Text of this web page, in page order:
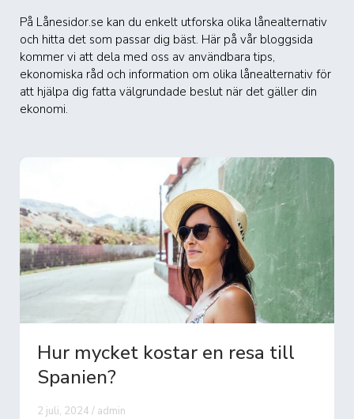
På Lånesidor.se kan du enkelt utforska olika lånealternativ
och hitta det som passar dig bäst. Här på vår bloggsida
kommer vi att dela med oss av användbara tips,
ekonomiska råd och information om olika lånealternativ för
att hjälpa dig fatta välgrundade beslut när det gäller din
ekonomi.
Vad kostar en resa till Los
Angeles?
22 september, 2024 / admin